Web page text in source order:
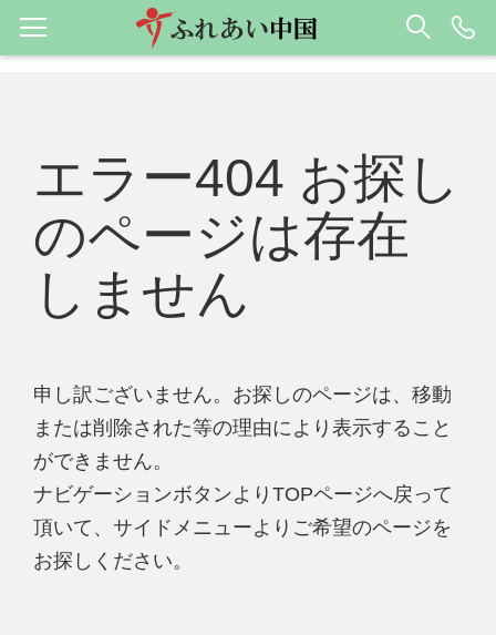
エラー404 お探し
のページは存在
しません
申し訳ございません。お探しのページは、移動
または削除された等の理由により表示すること
ができません。
ナビゲーションボタンよりTOPページへ戻って
頂いて、サイドメニューよりご希望のページを
お探しください。